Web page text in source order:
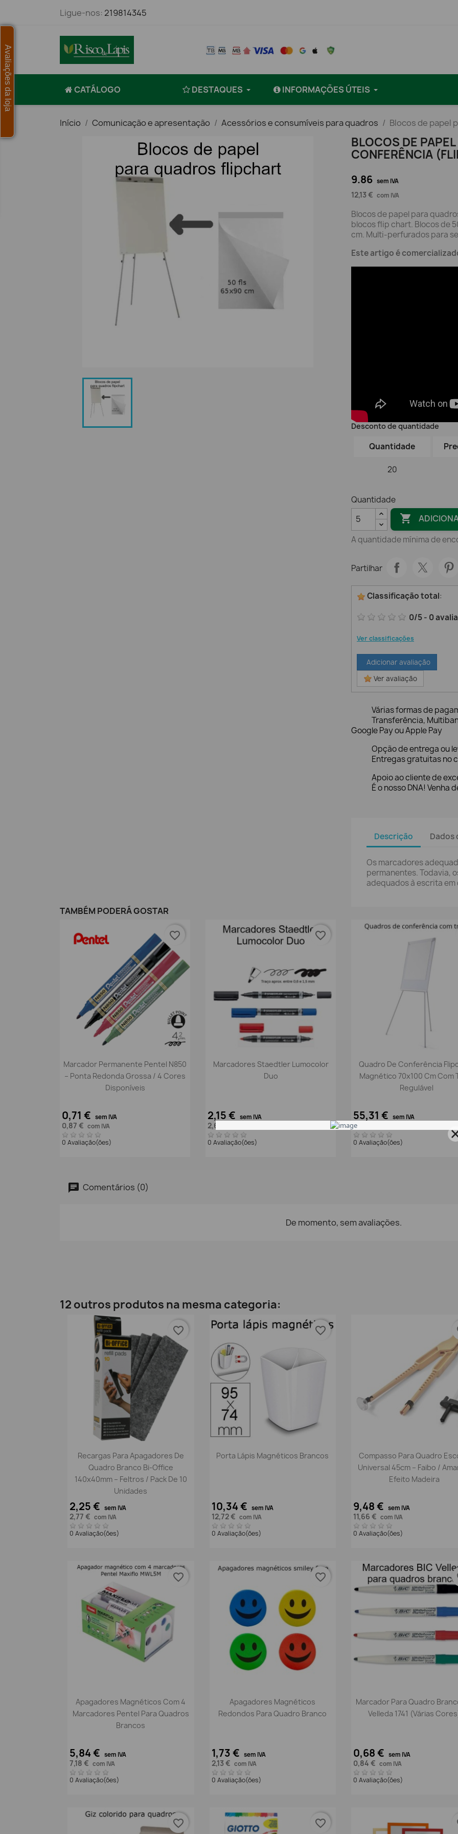
Ligue-nos: 219814345
CATÁLOGO DESTAQUES INFORMAÇÕES ÚTEIS
Início Comunicação e apresentação Acessórios e consumíveis para quadros Blocos de papel
BLOCOS DE
CONFERÊNCIA
9.86 sem IVA
12,13 € com IVA
Blocos de papel para
blocos flip chart. Blocos de
cm. Multi-perfurados para
Este artigo é
Desconto de quantidade
Quantidade
20
Quantidade

A quantidade mínima de
Partilhar
Classificação total:
0/5- 0
Ver classificações
Adicionar avaliação
Ver avaliação
Várias formas de
Transferência,
Google Pay ou Apple Pay
Opção de entrega ou
Entregas gratuitas no
Apoio ao cliente de
É o nosso DNA! Venha
Descrição Dados
Os marcadores
permanentes. Todavia,
adequados à escrita
TAMBÉM PODERÁ GOSTAR
Vista rápida
Marcador Permanente Pentel N850
– Ponta Redonda Grossa / 4 Cores
Disponíveis
0,71 € sem IVA
0,87 € com IVA
0 Avaliação(ões)
favorite_border
Vista rápida
Marcadores Staedtler Lumocolor
Duo
2,15 € sem IVA
2,64 €
0 Avaliação(ões)
favorite_border
Vista rápida
Quadro De Conferência
Magnético 70x100 Cm Com
Regulável
55,31 € sem IVA
68,03 €
0 Avaliação(ões)
Comentários (0)
De momento, sem avaliações.
12 outros produtos na mesma categoria:
Vista rápida
Recargas Para Apagadores De
Quadro Branco Bi-Office
140x40mm – Feltros / Pack De 10
Unidades
2,25 € sem IVA
2,77 € com IVA
0 Avaliação(ões)
favorite_border
Vista rápida
Porta Lápis Magnéticos Brancos
10,34 € sem IVA
12,72 € com IVA
0 Avaliação(ões)
favorite_border
Vista rápida
Compasso Para Quadro
Universal 45cm – Faibo /
Efeito Madeira
9,48 € sem IVA
11,66 € com IVA
0 Avaliação(ões)
Vista rápida
Apagadores Magnéticos Com 4
Marcadores Pentel Para Quadros
Brancos
5,84 € sem IVA
7,18 € com IVA
0 Avaliação(ões)
favorite_border
Vista rápida
Apagadores Magnéticos
Redondos Para Quadro Branco
1,73 € sem IVA
2,13 € com IVA
0 Avaliação(ões)
favorite_border
Vista rápida
Marcador Para Quadro
Velleda 1741 (Várias
0,68 € sem IVA
0,84 € com IVA
0 Avaliação(ões)
favorite_border favorite_border
Avaliações da loja